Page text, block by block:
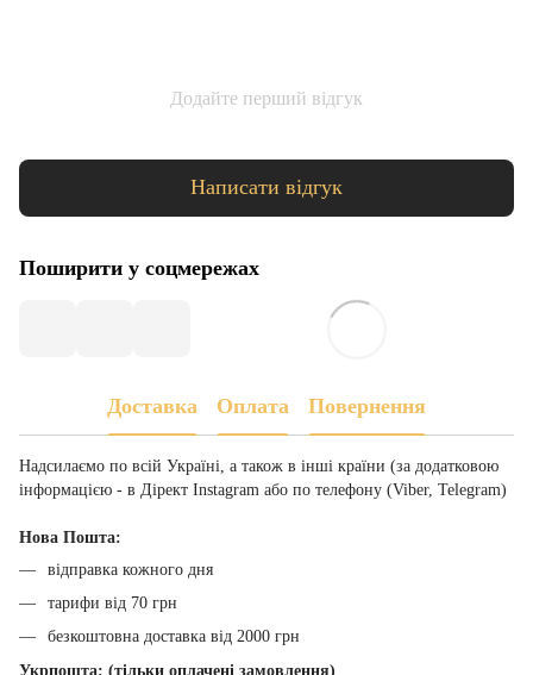
Додайте перший відгук
Написати відгук
Поширити у соцмережах
Доставка Оплата Повернення
Надсилаємо по всій Україні, а також в інші країни (за додатковою
інформацією - в Дірект Instagram або по телефону (Viber, Telegram)
Нова Пошта:
відправка кожного дня
тарифи від 70 грн
безкоштовна доставка від 2000 грн
Укрпошта: (тільки оплачені замовлення)